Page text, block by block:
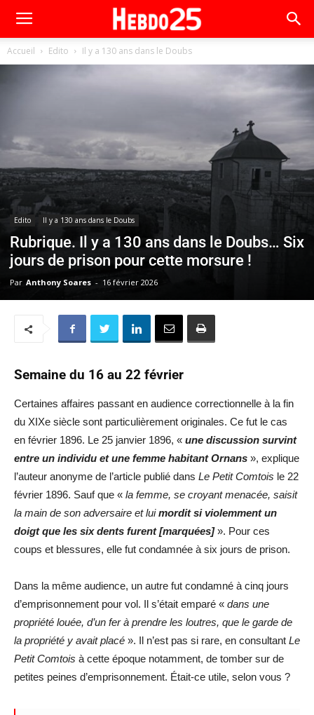
Accueil Edito Il y a 130 ans dans le Doubs
Edito Il y a 130 ans dans le Doubs
Rubrique. Il y a 130 ans dans le Doubs… Six
jours de prison pour cette morsure !
Par Anthony Soares - 16 février 2026
Semaine du 16 au 22 février
Certaines affaires passant en audience correctionnelle à la fin
du XIXe siècle sont particulièrement originales. Ce fut le cas
en février 1896. Le 25 janvier 1896, « une discussion survint
entre un individu et une femme habitant Ornans », explique
l’auteur anonyme de l’article publié dans Le Petit Comtois le 22
février 1896. Sauf que « la femme, se croyant menacée, saisit
la main de son adversaire et luimordit si violemment un
doigt que les six dents furent [marquées]». Pour ces
coups et blessures, elle fut condamnée à six jours de prison.
Dans la même audience, un autre fut condamné à cinq jours
d’emprisonnement pour vol. Il s’était emparé « dans une
propriété louée, d’un fer à prendre les loutres, que le garde de
la propriété y avait placé ». Il n’est pas si rare, en consultant Le
Petit Comtois à cette époque notamment, de tomber sur de
petites peines d’emprisonnement. Était-ce utile, selon vous ?